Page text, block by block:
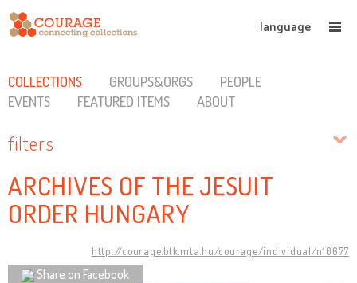
language
COLLECTIONS GROUPS&ORGS
PEOPLE
EVENTS
FEATURED ITEMS ABOUT
filters
ARCHIVES OF THE JESUIT
ORDER HUNGARY
http://courage.btk.mta.hu/courage/individual/n10677
Share on Facebook